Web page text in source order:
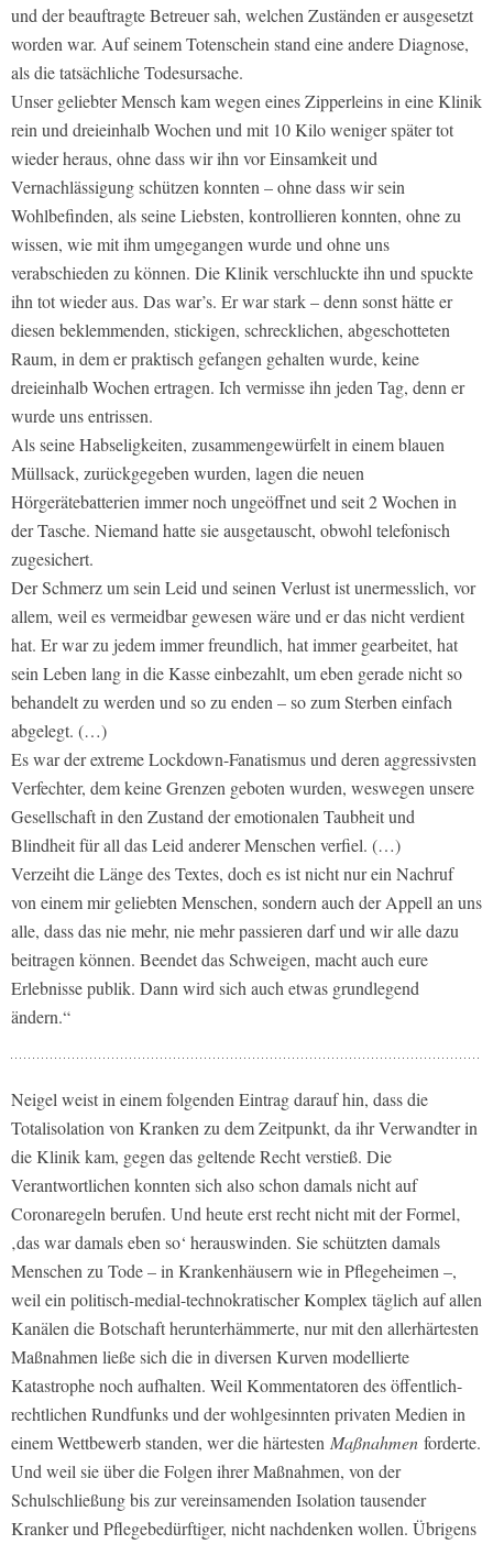
und der beauftragte Betreuer sah, welchen Zuständen er ausgesetzt
worden war. Auf seinem Totenschein stand eine andere Diagnose,
als die tatsächliche Todesursache.
Unser geliebter Mensch kam wegen eines Zipperleins in eine Klinik
rein und dreieinhalb Wochen und mit 10 Kilo weniger später tot
wieder heraus, ohne dass wir ihn vor Einsamkeit und
Vernachlässigung schützen konnten – ohne dass wir sein
Wohlbefinden, als seine Liebsten, kontrollieren konnten, ohne zu
wissen, wie mit ihm umgegangen wurde und ohne uns
verabschieden zu können. Die Klinik verschluckte ihn und spuckte
ihn tot wieder aus. Das war’s. Er war stark – denn sonst hätte er
diesen beklemmenden, stickigen, schrecklichen, abgeschotteten
Raum, in dem er praktisch gefangen gehalten wurde, keine
dreieinhalb Wochen ertragen. Ich vermisse ihn jeden Tag, denn er
wurde uns entrissen.
Als seine Habseligkeiten, zusammengewürfelt in einem blauen
Müllsack, zurückgegeben wurden, lagen die neuen
Hörgerätebatterien immer noch ungeöffnet und seit 2 Wochen in
der Tasche. Niemand hatte sie ausgetauscht, obwohl telefonisch
zugesichert.
Der Schmerz um sein Leid und seinen Verlust ist unermesslich, vor
allem, weil es vermeidbar gewesen wäre und er das nicht verdient
hat. Er war zu jedem immer freundlich, hat immer gearbeitet, hat
sein Leben lang in die Kasse einbezahlt, um eben gerade nicht so
behandelt zu werden und so zu enden – so zum Sterben einfach
abgelegt. (…)
Es war der extreme Lockdown-Fanatismus und deren aggressivsten
Verfechter, dem keine Grenzen geboten wurden, weswegen unsere
Gesellschaft in den Zustand der emotionalen Taubheit und
Blindheit für all das Leid anderer Menschen verfiel. (…)
Verzeiht die Länge des Textes, doch es ist nicht nur ein Nachruf
von einem mir geliebten Menschen, sondern auch der Appell an uns
alle, dass das nie mehr, nie mehr passieren darf und wir alle dazu
beitragen können. Beendet das Schweigen, macht auch eure
Erlebnisse publik. Dann wird sich auch etwas grundlegend
ändern.“
Neigel weist in einem folgenden Eintrag darauf hin, dass die
Totalisolation von Kranken zu dem Zeitpunkt, da ihr Verwandter in
die Klinik kam, gegen das geltende Recht verstieß. Die
Verantwortlichen konnten sich also schon damals nicht auf
Coronaregeln berufen. Und heute erst recht nicht mit der Formel‚
‚das war damals eben so‘ herauswinden. Sie schützten damals
Menschen zu Tode – in Krankenhäusern wie in Pflegeheimen –,
weil ein politisch-medial-technokratischer Komplex täglich auf allen
Kanälen die Botschaft herunterhämmerte, nur mit den allerhärtesten
Maßnahmen ließe sich die in diversen Kurven modellierte
Katastrophe noch aufhalten. Weil Kommentatoren des öffentlich-
rechtlichen Rundfunks und der wohlgesinnten privaten Medien in
einem Wettbewerb standen, wer die härtesten Maßnahmen forderte.
Und weil sie über die Folgen ihrer Maßnahmen, von der
Schulschließung bis zur vereinsamenden Isolation tausender
Kranker und Pflegebedürftiger, nicht nachdenken wollen. Übrigens